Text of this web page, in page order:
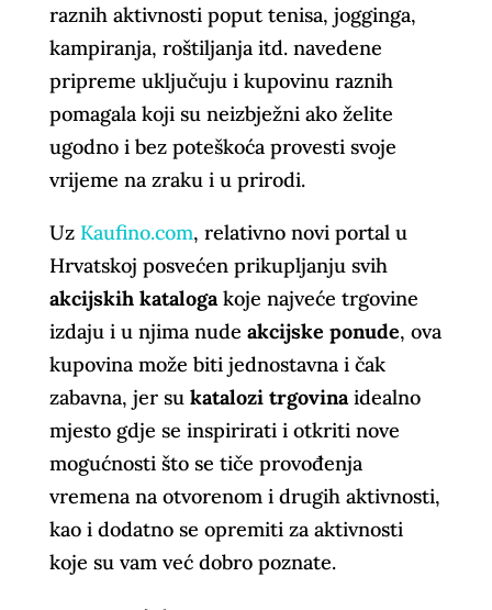
raznih aktivnosti poput tenisa, jogginga,
kampiranja, roštiljanja itd. navedene
pripreme uključuju i kupovinu raznih
pomagala koji su neizbježni ako želite
ugodno i bez poteškoća provesti svoje
vrijeme na zraku i u prirodi.
Uz Kaufino.com, relativno novi portal u
Hrvatskoj posvećen prikupljanju svih
akcijskih katalogakoje najveće trgovine
izdaju i u njima nude akcijske ponude, ova
kupovina može biti jednostavna i čak
zabavna, jer su katalozi trgovinaidealno
mjesto gdje se inspirirati i otkriti nove
mogućnosti što se tiče provođenja
vremena na otvorenom i drugih aktivnosti,
kao i dodatno se opremiti za aktivnosti
koje su vam već dobro poznate.